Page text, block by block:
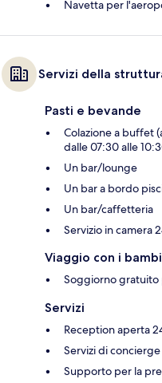
Navetta per
Servizi della
Pasti e bevande
Colazione a buffet
dalle 07:30 alle
Un bar/lounge
Un bar a bordo
Un bar/caffetteria
Servizio in camera
Viaggio con i
Soggiorno gratuito
Servizi
Reception aperta
Servizi di concierge
Supporto per la